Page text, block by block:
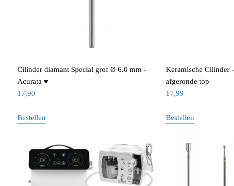
Cilinder diamant Special grof Ø 6.0 mm -
Acurata ♥
17,90
Bestellen
Keramische Cilinder
afgeronde top
17,99
Bestellen